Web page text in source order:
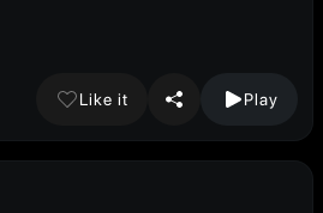
Like it Play